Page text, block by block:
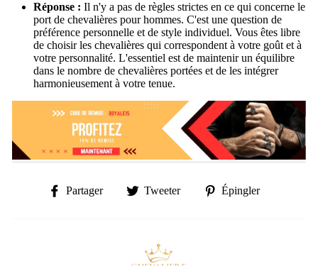
Réponse : Il n'y a pas de règles strictes en ce qui concerne le
port de chevalières pour hommes. C'est une question de
préférence personnelle et de style individuel. Vous êtes libre
de choisir les chevalières qui correspondent à votre goût et à
votre personnalité. L'essentiel est de maintenir un équilibre
dans le nombre de chevalières portées et de les intégrer
harmonieusement à votre tenue.
Partager
PartagerTweeter
TweeterÉpingler